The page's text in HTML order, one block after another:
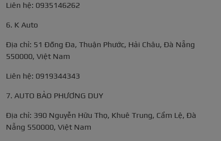
Liên hệ: 0935146262
6. K Auto
Địa chỉ: 51 Đống Đa, Thuận Phước, Hải Châu, Đà Nẵng
550000, Việt Nam
Liên hệ: 0919344343
7. AUTO BẢO PHƯƠNG DUY
Địa chỉ: 390 Nguyễn Hữu Thọ, Khuê Trung, Cẩm Lệ, Đà
Nẵng 550000, Việt Nam